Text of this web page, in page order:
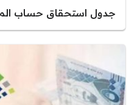
جدول استحقاق حساب